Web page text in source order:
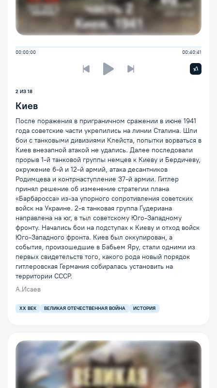
00:00:00 00:40:41
Предыдущая лекция
x1
2 ИЗ 18
Киев
После поражения в приграничном сражении в июне 1941
года советские части укрепились на линии Сталина. Шли
бои с танковыми дивизиями Клейста, попытки ворваться в
Киев внезапной атакой не удались. Далее последовали
прорыв 1-й танковой группы немцев к Киеву и Бердичеву,
окружение 6-й и 12-й армий, атака десантников
Родимцева и контрнаступление 37-й армии. Гитлер
принял решение об изменение стратегии плана
«Барбаросса» из-за упорного сопротивления советских
войск на Украине. 2-я танковая группа Гудериана
направлена на юг, в тыл советскому Юго-Западному
фронту. Начались бои на подступах к Киеву и отход войск
Юго-Западного фронта. Киев был оккупирован, а
события, произошедшие в Бабьем Яру, стали одними из
первых свидетельств того, какого рода новый порядок
гитлеровская Германия собиралась установить на
территории СССР.
А.Исаев
XX ВЕК ВЕЛИКАЯ ОТЕЧЕСТВЕННАЯ ВОЙНА ИСТОРИЯ